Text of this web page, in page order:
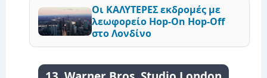
Οι ΚΑΛΥΤΕΡΕΣ εκδρομές με
λεωφορείο Hop-On Hop-Off
στο Λονδίνο